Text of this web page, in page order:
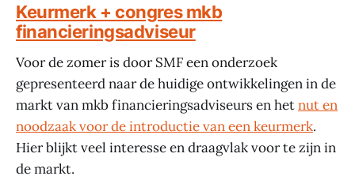
Keurmerk + congres mkb
financieringsadviseur
Voor de zomer is door SMF een onderzoek
gepresenteerd naar de huidige ontwikkelingen in de
markt van mkb financieringsadviseurs en hetnut en
noodzaak voor de introductie van een keurmerk.
Hier blijkt veel interesse en draagvlak voor te zijn in
de markt.